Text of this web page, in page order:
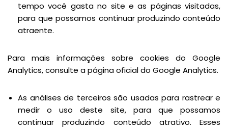
tempo você gasta no site e as páginas visitadas,
para que possamos continuar produzindo conteúdo
atraente.
Para mais informações sobre cookies do Google
Analytics, consulte a página oficial do Google Analytics.
As análises de terceiros são usadas para rastrear e
medir o uso deste site, para que possamos
continuar produzindo conteúdo atrativo. Esses